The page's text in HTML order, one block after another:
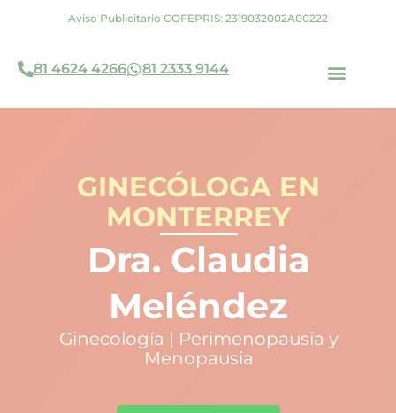
Aviso Publicitario COFEPRIS: 2319032002A00222
81 4624 4266 81 2333 9144
GINECÓLOGA EN
MONTERREY
Dra. Claudia
Meléndez
Ginecología | Perimenopausia y
Menopausia